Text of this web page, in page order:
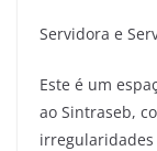
Servidora e
Este é um
ao Sintraseb,
irregularidades